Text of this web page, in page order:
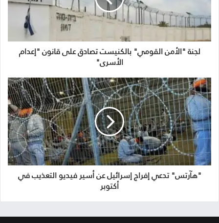
لجنة "الأمن القومي" بالكنيست تصادق على قانون "إعدام
الأسرى"
"هآرتس" تدعي إفراج إسرائيل عن أسير فيديو التعذيب في
أكتوبر